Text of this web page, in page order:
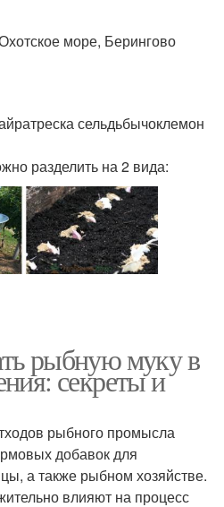
море, Берингово
сельдьбычоклемон
разделить на 2 вида:
рыбную муку в
секреты и
рыбного промысла
добавок для
а также рыбном хозяйстве.
влияют на процесс